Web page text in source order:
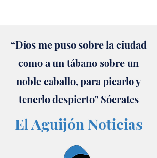
“Dios me puso sobre la ciudad
como a un tábano sobre un
noble caballo, para picarlo y
tenerlo despierto" Sócrates
El Aguijón Noticias